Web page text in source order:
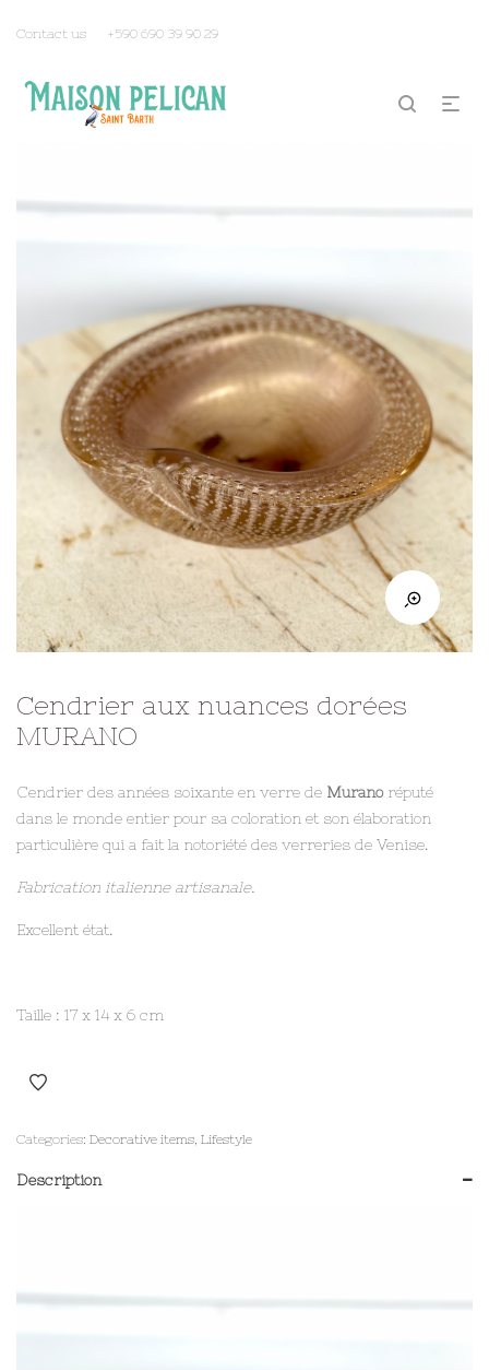
Contact us +590 690 39 90 29
Cendrier aux nuances dorées
MURANO
Cendrier des années soixante en verre de Muranoréputé
dans le monde entier pour sa coloration et son élaboration
particulière qui a fait la notoriété des verreries de Venise.
Fabrication italienne artisanale.
Excellent état.
Taille : 17 x 14 x 6 cm
Categories: Decorative items Lifestyle
Description